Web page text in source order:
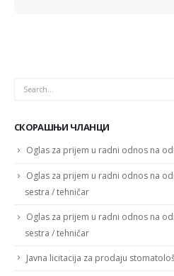
СКОРАШЊИ ЧЛАНЦИ
Oglas za prijem u radni odnos na
Oglas za prijem u radni odnos na
sestra / tehničar
Oglas za prijem u radni odnos na
sestra / tehničar
Javna licitacija za prodaju